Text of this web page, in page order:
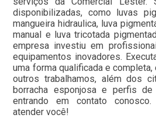
disponibilizadas, como luvas
mangueira hidraulica, luva
manual e luva tricotada
empresa investiu em
equipamentos inovadores.
uma forma qualificada e
outros trabalhamos, além dos
borracha esponjosa e perfis de
entrando em contato
atender você!